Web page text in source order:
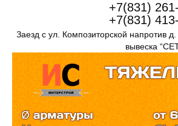
+7(831)
+7(831)
Заезд с ул. Композиторской напротив
вывеска